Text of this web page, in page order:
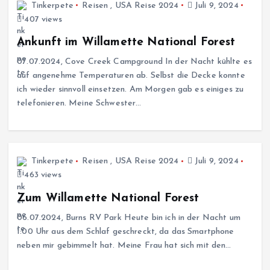
Tinkerpete Reisen , USA Reise 2024
Juli 9, 2024
407 views
Ankunft im Willamette National Forest
07.07.2024, Cove Creek Campground In der Nacht kühlte es
auf angenehme Temperaturen ab. Selbst die Decke konnte
ich wieder sinnvoll einsetzen. Am Morgen gab es einiges zu
telefonieren. Meine Schwester…
Tinkerpete Reisen , USA Reise 2024
Juli 9, 2024
463 views
Zum Willamette National Forest
06.07.2024, Burns RV Park Heute bin ich in der Nacht um
1:00 Uhr aus dem Schlaf geschreckt, da das Smartphone
neben mir gebimmelt hat. Meine Frau hat sich mit den…